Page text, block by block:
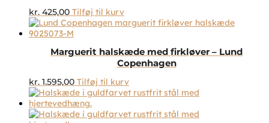
kr. 425,00 Tilføj til kurv
Marguerit halskæde med firkløver – Lund
Copenhagen
kr. 1.595,00 Tilføj til kurv